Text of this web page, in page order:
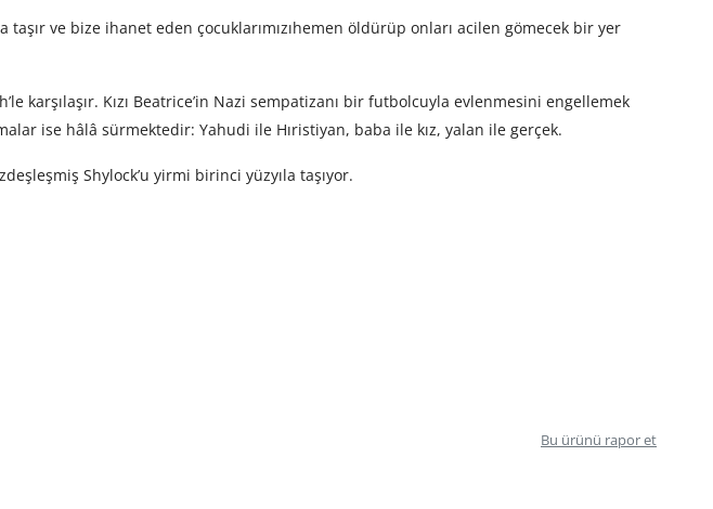
taşır ve bize ihanet eden çocuklarımızıhemen öldürüp onları acilen gömecek bir yer
karşılaşır. Kızı Beatrice’in Nazi sempatizanı bir futbolcuyla evlenmesini engellemek
ise hâlâ sürmektedir: Yahudi ile Hıristiyan, baba ile kız, yalan ile gerçek.
Shylock’u yirmi birinci yüzyıla taşıyor.
Bu ürünü rapor et